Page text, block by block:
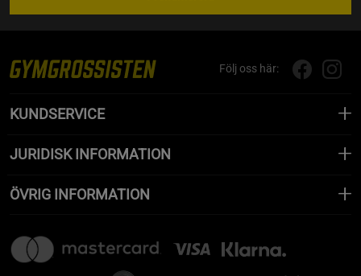
Följ oss här:
KUNDSERVICE
JURIDISK INFORMATION
ÖVRIG INFORMATION